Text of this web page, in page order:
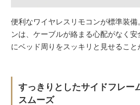
便利なワイヤレスリモコンが標準装備
ンは、ケーブルが絡まる心配がなく
にベッド周りをスッキリと見せること
すっきりとしたサイドフレー
スムーズ